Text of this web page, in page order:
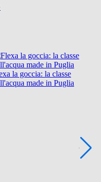
la goccia: la classe
made in Puglia